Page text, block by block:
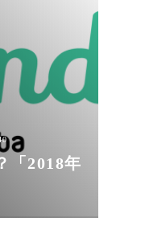
「2018年